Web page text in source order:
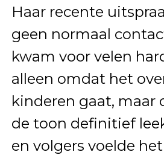
Haar recente
geen normaal
kwam voor velen
alleen omdat het
kinderen gaat, maar
de toon definitief
en volgers voelde